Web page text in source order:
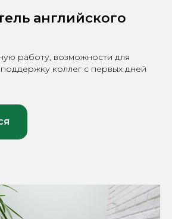
английского
работу, возможности для
коллег с первых дней